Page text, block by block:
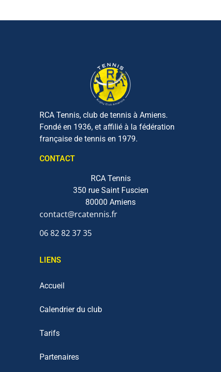
RCA Tennis, club de tennis à Amiens.
Fondé en 1936, et affilié à la fédération
française de tennis en 1979.
CONTACT
RCA Tennis
350 rue Saint Fuscien
80000 Amiens
contact@rcatennis.fr
06 82 82 37 35‬
LIENS
Accueil
Calendrier du club
Tarifs
Partenaires